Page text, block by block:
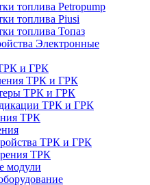
топлива Petropump
топлива Piusi
топлива Топаз
Электронные
и ГРК
ТРК и ГРК
ТРК и ГРК
ТРК и ГРК
ТРК
ТРК и ГРК
ТРК
модули